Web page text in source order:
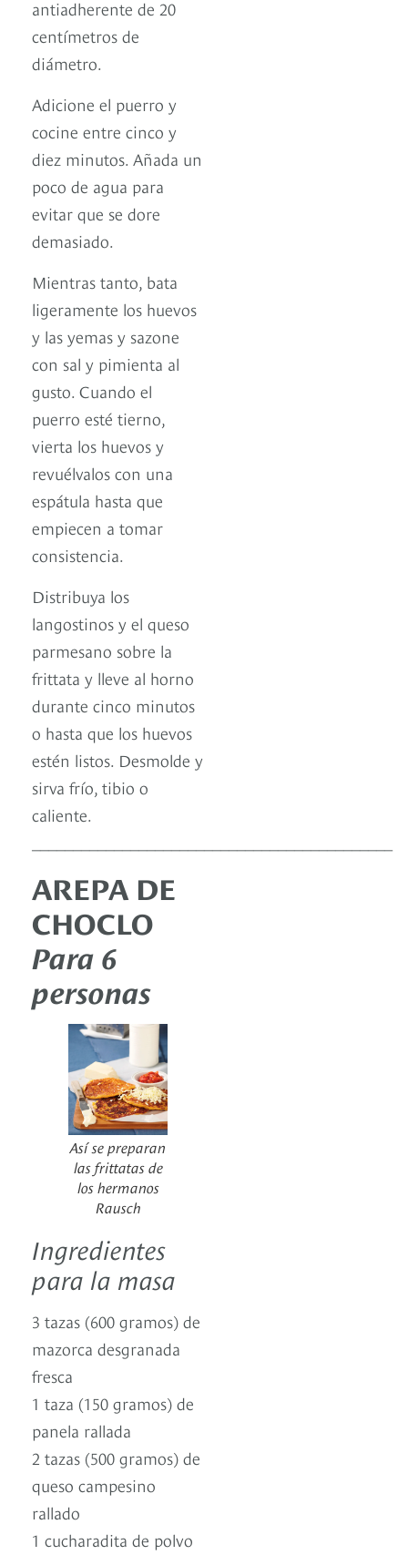
antiadherente de 20
centímetros de
diámetro.
Adicione el puerro y
cocine entre cinco y
diez minutos. Añada un
poco de agua para
evitar que se dore
demasiado.
Mientras tanto, bata
ligeramente los huevos
y las yemas y sazone
con sal y pimienta al
gusto. Cuando el
puerro esté tierno,
vierta los huevos y
revuélvalos con una
espátula hasta que
empiecen a tomar
consistencia.
Distribuya los
langostinos y el queso
parmesano sobre la
frittata y lleve al horno
durante cinco minutos
o hasta que los huevos
estén listos. Desmolde y
sirva frío, tibio o
caliente.
AREPA DE
CHOCLO
Para 6
personas
Así se preparan
las frittatas de
los hermanos
Rausch
Ingredientes
para la masa
3 tazas (600 gramos) de
mazorca desgranada
fresca
1 taza (150 gramos) de
panela rallada
2 tazas (500 gramos) de
queso campesino
rallado
1 cucharadita de polvo